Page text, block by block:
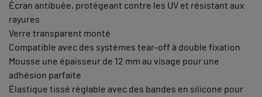
Écran antibuée, protégeant contre les UV et résistant aux
rayures
Verre transparent monté
Compatible avec des systèmes tear-off à double fixation
Mousse une épaisseur de 12 mm au visage pour une
adhésion parfaite
Élastique tissé réglable avec des bandes en silicone pour